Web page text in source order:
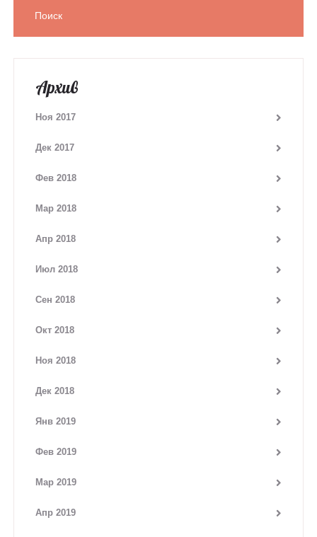
Архив
Ноя 2017
Дек 2017
Фев 2018
Мар 2018
Апр 2018
Июл 2018
Сен 2018
Окт 2018
Ноя 2018
Дек 2018
Янв 2019
Фев 2019
Мар 2019
Апр 2019